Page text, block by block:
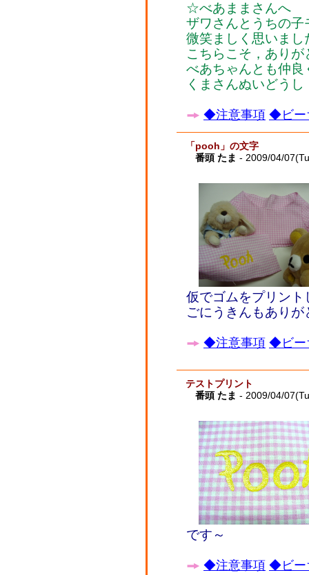
☆べあままさんへ
ザワさんとうちの
微笑ましく思いまし
こちらこそ，あり
べあちゃんとも仲
くまさんぬいどう
◆注意事項 ◆ビー
「pooh」の文字
番頭 たま - 2009/04/
仮でゴムをプリント
ごにうきんもあり
◆注意事項 ◆ビー
テストプリント
番頭 たま - 2009/04/
です～
◆注意事項 ◆ビー